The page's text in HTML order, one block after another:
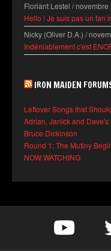
Floriant Lestel /novembre
Hello ! Je suis pas un fan
Nicky (Oliver D.A.) /
Indéniablement c'est
IRON MAIDEN
Leftover Songs that
Adrian, Janick and
Bruce Dickinson
Round 1: The Mutiny
NOW WATCHING